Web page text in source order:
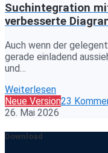
Suchintegration
verbesserte
Auch wenn der
gerade einladend
und…
Weiterlesen
Neue Version23
26. Mai 2026
Download